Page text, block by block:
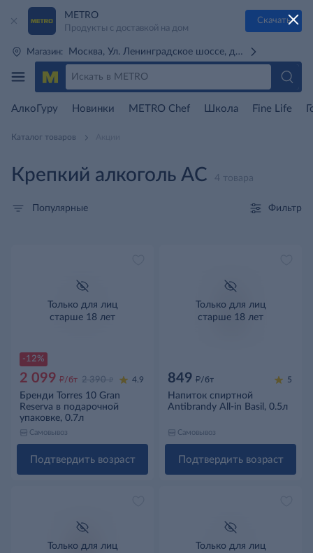
METRO
Продукты с доставкой на дом
Скачать
Магазин: Москва, Ул. Ленинградское шоссе, д. 71Г (м. Речной
АлкоГуру Новинки METRO Chef Школа Fine Life
Каталог товаров
Крепкий алкоголь AC 4 товара
Популярные Фильтр
Нет фото
-12%
Только для лиц
старше 18 лет
2 099 д/бт 2 390 д 4.9
Бренди Torres 10 Gran
Reserva в подарочной
упаковке, 0.7л
Самовывоз
Подтвердить возраст
Только для лиц
старше 18 лет
849 д/бт 5
Напиток спиртной
Antibrandy All-in Basil, 0.5л
Самовывоз
Подтвердить возраст
Только для лиц
Только для лиц